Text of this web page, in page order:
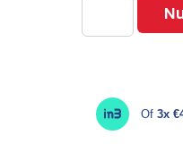
Of 3x